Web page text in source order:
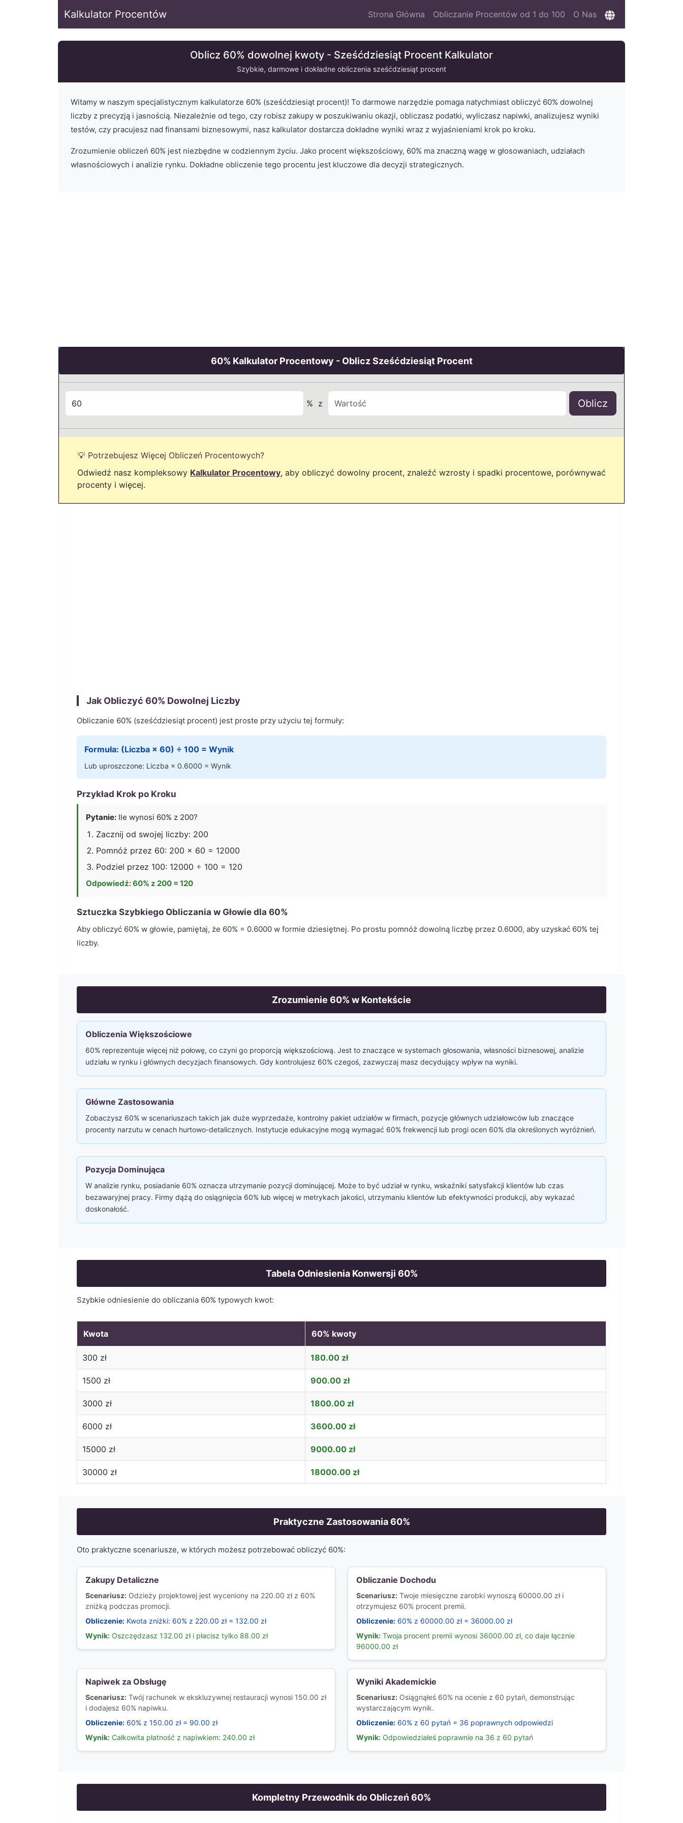
Kalkulator Procentów Strona Główna Obliczanie Procentów od 1 do 100 O Nas
Oblicz 60% dowolnej kwoty - Sześćdziesiąt Procent Kalkulator
Szybkie, darmowe i dokładne obliczenia sześćdziesiąt procent
Witamy w naszym specjalistycznym kalkulatorze 60% (sześćdziesiąt procent)! To darmowe narzędzie pomaga natychmiast obliczyć 60% dowolnej
liczby z precyzją i jasnością. Niezależnie od tego, czy robisz zakupy w poszukiwaniu okazji, obliczasz podatki, wyliczasz napiwki, analizujesz wyniki
testów, czy pracujesz nad finansami biznesowymi, nasz kalkulator dostarcza dokładne wyniki wraz z wyjaśnieniami krok po kroku.
Zrozumienie obliczeń 60% jest niezbędne w codziennym życiu. Jako procent większościowy, 60% ma znaczną wagę w głosowaniach, udziałach
własnościowych i analizie rynku. Dokładne obliczenie tego procentu jest kluczowe dla decyzji strategicznych.
60% Kalkulator Procentowy - Oblicz Sześćdziesiąt Procent
% z Oblicz
💡 Potrzebujesz Więcej Obliczeń Procentowych?
Odwiedź nasz kompleksowy Kalkulator Procentowy, aby obliczyć dowolny procent, znaleźć wzrosty i spadki procentowe, porównywać
procenty i więcej.
Jak Obliczyć 60% Dowolnej Liczby
Obliczanie 60% (sześćdziesiąt procent) jest proste przy użyciu tej formuły:
Formuła: (Liczba × 60) ÷ 100 = Wynik
Lub uproszczone: Liczba × 0.6000 = Wynik
Przykład Krok po Kroku
Pytanie: Ile wynosi 60% z 200?
Zacznij od swojej liczby: 200
Pomnóż przez 60: 200 × 60 = 12000
Podziel przez 100: 12000 ÷ 100 = 120
Odpowiedź:60% z 200 = 120
Sztuczka Szybkiego Obliczania w Głowie dla 60%
Aby obliczyć 60% w głowie, pamiętaj, że 60% = 0.6000 w formie dziesiętnej. Po prostu pomnóż dowolną liczbę przez 0.6000, aby uzyskać 60% tej
liczby.
Zrozumienie 60% w Kontekście
Obliczenia Większościowe
60% reprezentuje więcej niż połowę, co czyni go proporcją większościową. Jest to znaczące w systemach głosowania, własności biznesowej, analizie
udziału w rynku i głównych decyzjach finansowych. Gdy kontrolujesz 60% czegoś, zazwyczaj masz decydujący wpływ na wyniki.
Główne Zastosowania
Zobaczysz 60% w scenariuszach takich jak duże wyprzedaże, kontrolny pakiet udziałów w firmach, pozycje głównych udziałowców lub znaczące
procenty narzutu w cenach hurtowo-detalicznych. Instytucje edukacyjne mogą wymagać 60% frekwencji lub progi ocen 60% dla określonych wyróżnień.
Pozycja Dominująca
W analizie rynku, posiadanie 60% oznacza utrzymanie pozycji dominującej. Może to być udział w rynku, wskaźniki satysfakcji klientów lub czas
bezawaryjnej pracy. Firmy dążą do osiągnięcia 60% lub więcej w metrykach jakości, utrzymaniu klientów lub efektywności produkcji, aby wykazać
doskonałość.
Tabela Odniesienia Konwersji 60%
Szybkie odniesienie do obliczania 60% typowych kwot:
Kwota 60% kwoty
300 zł 180.00 zł
1500 zł 900.00 zł
3000 zł 1800.00 zł
6000 zł 3600.00 zł
15000 zł 9000.00 zł
30000 zł 18000.00 zł
Praktyczne Zastosowania60%
Oto praktyczne scenariusze, w których możesz potrzebować obliczyć 60%:
Zakupy Detaliczne
Scenariusz: Odzieży projektowej jest wyceniony na 220.00 zł z 60%
zniżką podczas promocji.
Obliczenie: Kwota zniżki: 60% z 220.00 zł = 132.00 zł
Wynik: Oszczędzasz 132.00 zł i płacisz tylko 88.00 zł
Obliczanie Dochodu
Scenariusz: Twoje miesięczne zarobki wynoszą 60000.00 zł i
otrzymujesz 60% procent premii.
Obliczenie: 60% z 60000.00 zł = 36000.00 zł
Wynik: Twoja procent premii wynosi 36000.00 zł, co daje łącznie
96000.00 zł
Napiwek za Obsługę
Scenariusz: Twój rachunek w ekskluzywnej restauracji wynosi 150.00 zł
i dodajesz 60% napiwku.
Obliczenie: 60% z 150.00 zł = 90.00 zł
Wynik: Całkowita płatność z napiwkiem: 240.00 zł
Wyniki Akademickie
Scenariusz: Osiągnąłeś 60% na ocenie z 60 pytań, demonstrując
wystarczającym wynik.
Obliczenie: 60% z 60 pytań = 36 poprawnych odpowiedzi
Wynik: Odpowiedziałeś poprawnie na 36 z 60 pytań
Kompletny Przewodnik do Obliczeń60%